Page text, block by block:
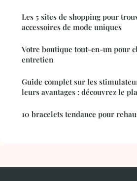
Les 5 sites de shopping pour
accessoires de mode uniques
Votre boutique tout-en-un pour
entretien
Guide complet sur les
leurs avantages : découvrez le
10 bracelets tendance pour